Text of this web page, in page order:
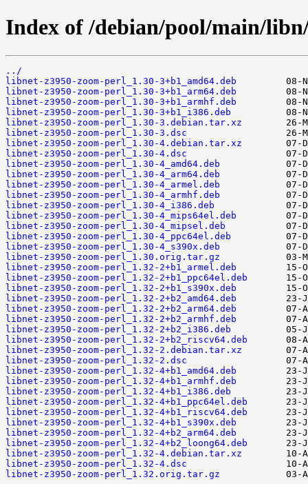
Index of /debian/pool/main/
../
libnet-z3950-zoom-perl_1.30-3+b1_amd64.deb
libnet-z3950-zoom-perl_1.30-3+b1_arm64.deb
libnet-z3950-zoom-perl_1.30-3+b1_armhf.deb
libnet-z3950-zoom-perl_1.30-3+b1_i386.deb
libnet-z3950-zoom-perl_1.30-3.debian.tar.xz
libnet-z3950-zoom-perl_1.30-3.dsc
libnet-z3950-zoom-perl_1.30-4.debian.tar.xz
libnet-z3950-zoom-perl_1.30-4.dsc
libnet-z3950-zoom-perl_1.30-4_amd64.deb
libnet-z3950-zoom-perl_1.30-4_arm64.deb
libnet-z3950-zoom-perl_1.30-4_armel.deb
libnet-z3950-zoom-perl_1.30-4_armhf.deb
libnet-z3950-zoom-perl_1.30-4_i386.deb
libnet-z3950-zoom-perl_1.30-4_mips64el.deb
libnet-z3950-zoom-perl_1.30-4_mipsel.deb
libnet-z3950-zoom-perl_1.30-4_ppc64el.deb
libnet-z3950-zoom-perl_1.30-4_s390x.deb
libnet-z3950-zoom-perl_1.30.orig.tar.gz
libnet-z3950-zoom-perl_1.32-2+b1_armel.deb
libnet-z3950-zoom-perl_1.32-2+b1_ppc64el.deb
libnet-z3950-zoom-perl_1.32-2+b1_s390x.deb
libnet-z3950-zoom-perl_1.32-2+b2_amd64.deb
libnet-z3950-zoom-perl_1.32-2+b2_arm64.deb
libnet-z3950-zoom-perl_1.32-2+b2_armhf.deb
libnet-z3950-zoom-perl_1.32-2+b2_i386.deb
libnet-z3950-zoom-perl_1.32-2+b2_riscv64.deb
libnet-z3950-zoom-perl_1.32-2.debian.tar.xz
libnet-z3950-zoom-perl_1.32-2.dsc
libnet-z3950-zoom-perl_1.32-4+b1_amd64.deb
libnet-z3950-zoom-perl_1.32-4+b1_armhf.deb
libnet-z3950-zoom-perl_1.32-4+b1_i386.deb
libnet-z3950-zoom-perl_1.32-4+b1_ppc64el.deb
libnet-z3950-zoom-perl_1.32-4+b1_riscv64.deb
libnet-z3950-zoom-perl_1.32-4+b1_s390x.deb
libnet-z3950-zoom-perl_1.32-4+b2_arm64.deb
libnet-z3950-zoom-perl_1.32-4+b2_loong64.deb
libnet-z3950-zoom-perl_1.32-4.debian.tar.xz
libnet-z3950-zoom-perl_1.32-4.dsc
libnet-z3950-zoom-perl_1.32.orig.tar.gz